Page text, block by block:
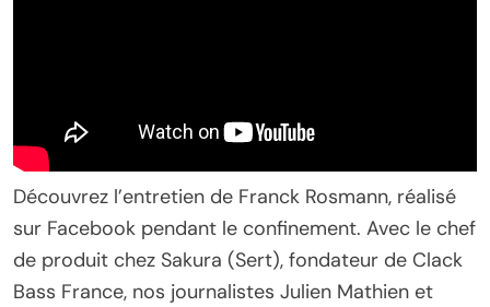
Découvrez l’entretien de Franck Rosmann, réalisé
sur Facebook pendant le confinement. Avec le chef
de produit chez Sakura (Sert), fondateur de Clack
Bass France, nos journalistes Julien Mathien et